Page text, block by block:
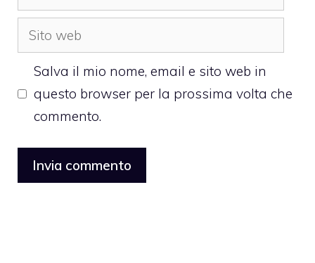
Sito
web
Salva il mio nome, email e sito web in
questo browser per la prossima volta che
commento.